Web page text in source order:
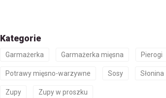
Kategorie
Garmażerka Garmażerka mięsna Pierogi
Potrawy mięsno-warzywne Sosy Słonina
Zupy Zupy w proszku